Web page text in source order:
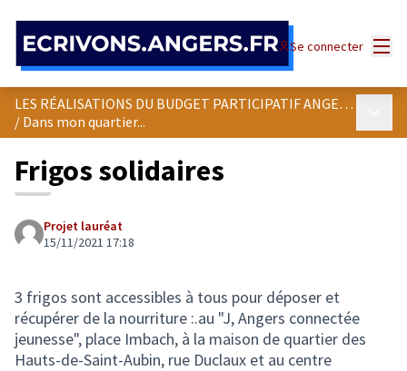
Se connecter
LES RÉALISATIONS DU BUDGET PARTICIPATIF ANGEVIN
/ Dans mon quartier...
Frigos solidaires
Projet lauréat
15/11/2021 17:18
3 frigos sont accessibles à tous pour déposer et
récupérer de la nourriture :.au "J, Angers connectée
jeunesse", place Imbach, à la maison de quartier des
Hauts-de-Saint-Aubin, rue Duclaux et au centre